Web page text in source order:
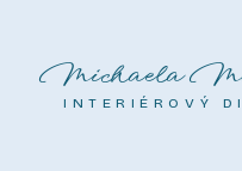
Michaela
INTERIÉROVÝ